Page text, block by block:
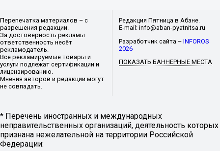
Перепечатка материалов – с
разрешения редакции.
За достоверность рекламы
ответственность несёт
рекламодатель.
Все рекламируемые товары и
услуги подлежат сертификации и
лицензированию.
Мнения авторов и редакции могут
не совпадать.
Редакция Пятница в Абане.
E-mail: info@aban-pyatnitsa.ru
Разработчик сайта –INFOROS
2026
ПОКАЗАТЬ БАННЕРНЫЕ МЕСТА
* Перечень иностранных и международных
неправительственных организаций, деятельность которых
признана нежелательной на территории Российской
Федерации: